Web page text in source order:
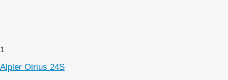
1
Alpler Oirius 24S